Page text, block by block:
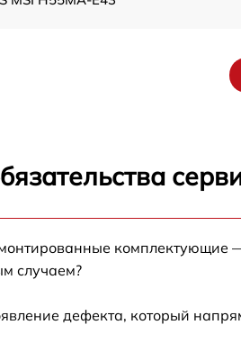
комплектующие
случаем?
дефекта, который